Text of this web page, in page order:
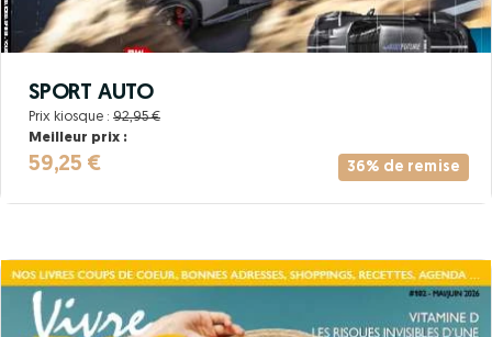
36% de remise
SPORT AUTO
Prix kiosque : 92,95 €
Meilleur prix :
59,25 €